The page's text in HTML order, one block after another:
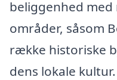
beliggenhed
områder, såsom
række historiske
dens lokale kultur.